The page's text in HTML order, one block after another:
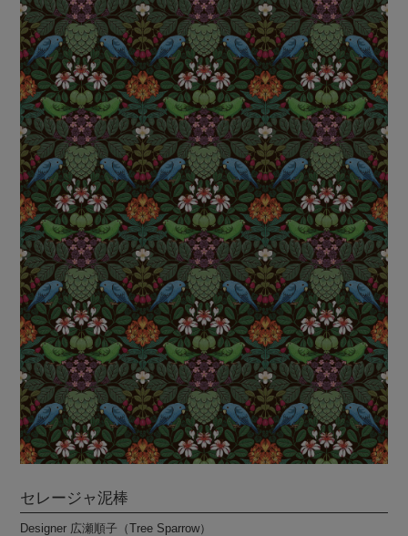
セレージャ泥棒
Designer 広瀬順子（Tree Sparrow）